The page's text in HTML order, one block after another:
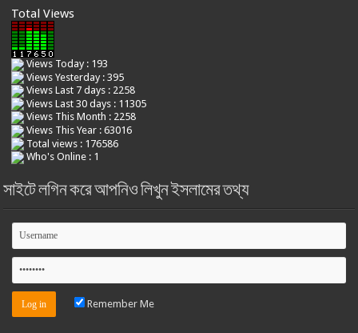
Total Views
Views Today : 193
Views Yesterday : 395
Views Last 7 days : 2258
Views Last 30 days : 11305
Views This Month : 2258
Views This Year : 63016
Total views : 176586
Who's Online : 1
সাইটে লগিন করে আপনিও লিখুন ইসলামের তথ্য
Remember Me